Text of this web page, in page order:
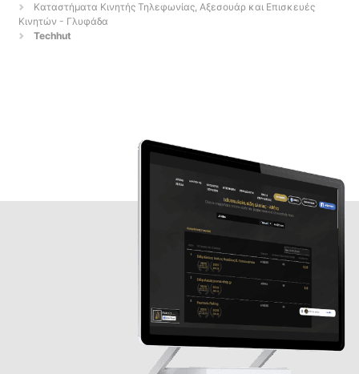
Καταστήματα Κινητής Τηλεφωνίας, Αξεσουάρ και Επισκευές
Κινητών - Γλυφάδα
Techhut